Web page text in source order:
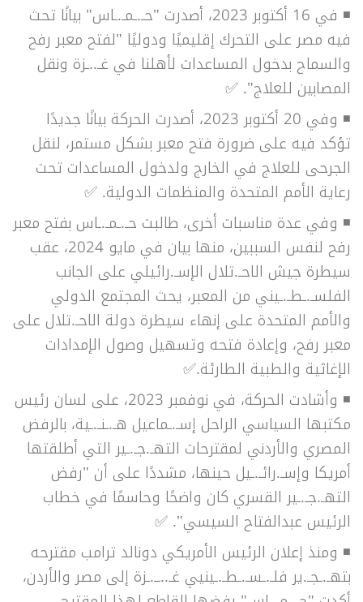
◾ في 16 أكتوبر 2023، أصدرت "حـ.ـمـ.ـاس" بيانًا تحث
فيه مصر على التحرك إقليميًا ودوليًا "لفتح معبر رفح
والسماح بدخول المساعدات لأهلنا في غـ..ـزة ونقل
المصابين للعلاج". ✅
◾ وفي 20 أكتوبر 2023، أصدرت الحركة بيانًا جديدًا
تؤكد فيه على ضرورة فتح معبر بشكل مستمر، لنقل
الجرحى للعلاج في الخارج ولدخول المساعدات تحت
رعاية الأمم المتحدة والمنظمات الدولية. ✅
◾ وفي عدة مناسبات أخرى، طالبت حـ.ـمـ.ـاس بفتح معبر
رفح لنفس السببين، منها بيان في مايو 2024، عقب
سيطرة جيش الاحـ.تلال الإسـ.رائيلي على الجانب
الفلسـ.ـطـ.ـيني من المعبر، يحث المجتمع الدولي
والأمم المتحدة على إنهاء سيطرة دولة الاحـ.تلال على
معبر رفح، وإعادة فتحه وتسهيل وصول الإمدادات
الإغاثية والطبية الطارئة.✅
◾ وأشادت الحركة، في نوفمبر 2023، على لسان رئيس
مكتبها السياسي الراحل إسـ.ـماعيل هـ.ـنـ.ـية، بالرفض
المصري والأردني لمقترحات التهـ.جـ.ـير التي أطلقتها
أمريكا وإسـ.رائـ.ـيل حينها، مشددًا على أن "رفض
التهـ.جـ.ـير القسري كان واضحًا وحاسمًا في خطاب
الرئيس عبدالفتاح السيسي". ✅
◾ ومنذ إعلان الرئيس الأمريكي دونالد ترامب مقترحه
بتهـ.ـجـ.ير فلـ.ـسـ.ـطـ.ـينيي غـ..ــ.ـزة إلى مصر والأردن،